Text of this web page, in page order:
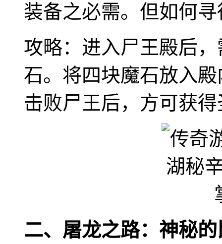
装备之必需。但如何
攻略：进入尸王殿后
石。将四块魔石放入
击败尸王后，方可获
二、屠龙之路：神秘